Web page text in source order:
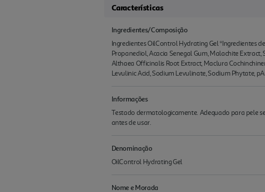
Características
Ingredientes/Composição
Ingredientes OilControl Hydrating Gel *Ingredientes
Propanediol, Acacia Senegal Gum, Malachite
Althaea Officinalis Root Extract, Maclura
Levulinic Acid, Sodium Levulinate, Sodium Phytate,
Informações
Testado dermatologicamente. Adequado para pele
antes de usar.
Denominação
OilControl Hydrating Gel
Nome e Morada